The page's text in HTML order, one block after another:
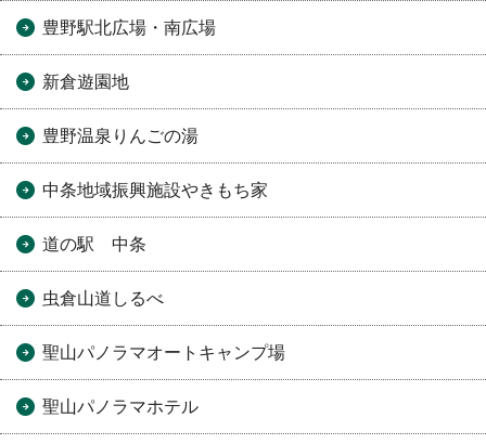
豊野駅北広場・南広場
新倉遊園地
豊野温泉りんごの湯
中条地域振興施設やきもち家
道の駅 中条
虫倉山道しるべ
聖山パノラマオートキャンプ場
聖山パノラマホテル